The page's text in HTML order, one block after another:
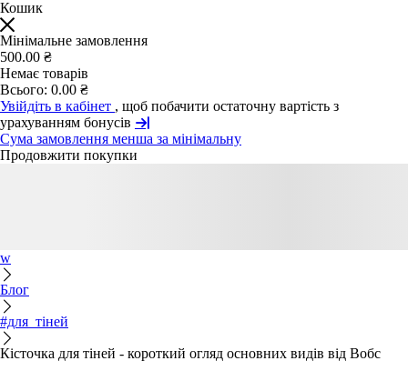
Кошик
Мінімальне замовлення
500.00 ₴
Немає товарів
Всього: 0.00 ₴
Увійдіть в кабінет , щоб побачити остаточну вартість з
урахуванням бонусів
Сума замовлення менша за мінімальну
Продовжити покупки
w
Блог
#для_тіней
Кісточка для тіней - короткий огляд основних видів від Вобс